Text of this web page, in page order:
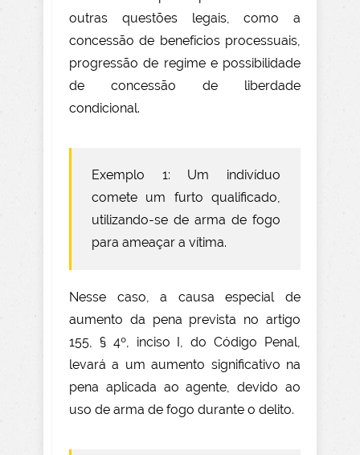
outras questões legais, como a
concessão de benefícios processuais,
progressão de regime e possibilidade
de concessão de liberdade
condicional.
Exemplo 1: Um indivíduo
comete um furto qualificado,
utilizando-se de arma de fogo
para ameaçar a vítima.
Nesse caso, a causa especial de
aumento da pena prevista no artigo
155, § 4º, inciso I, do Código Penal,
levará a um aumento significativo na
pena aplicada ao agente, devido ao
uso de arma de fogo durante o delito.